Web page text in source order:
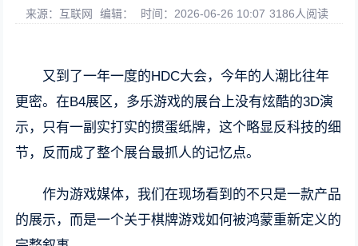
来源：互联网 编辑： 时间：2026-06-26 10:07 3186人阅读
又到了一年一度的HDC大会，今年的人潮比往年
更密。在B4展区，多乐游戏的展台上没有炫酷的3D演
示，只有一副实打实的掼蛋纸牌，这个略显反科技的细
节，反而成了整个展台最抓人的记忆点。
作为游戏媒体，我们在现场看到的不只是一款产品
的展示，而是一个关于棋牌游戏如何被鸿蒙重新定义的